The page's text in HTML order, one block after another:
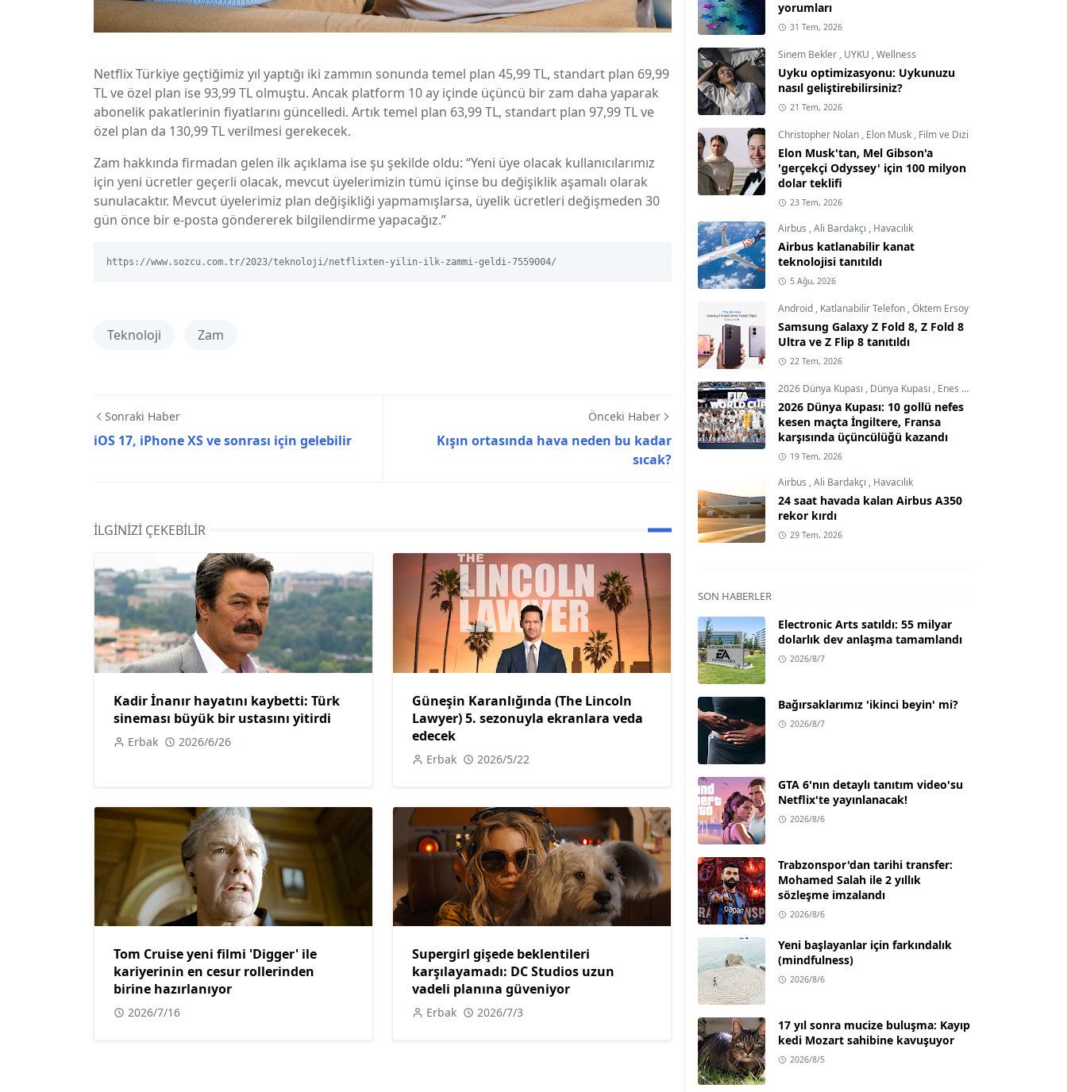
Netflix Türkiye geçtiğimiz yıl yaptığı iki zammın sonunda temel plan 45,99 TL, standart plan 69,99
TL ve özel plan ise 93,99 TL olmuştu. Ancak platform 10 ay içinde üçüncü bir zam daha yaparak
abonelik pakatlerinin fiyatlarını güncelledi. Artık temel plan 63,99 TL, standart plan 97,99 TL ve
özel plan da 130,99 TL verilmesi gerekecek.
Zam hakkında firmadan gelen ilk açıklama ise şu şekilde oldu: “Yeni üye olacak kullanıcılarımız
için yeni ücretler geçerli olacak, mevcut üyelerimizin tümü içinse bu değişiklik aşamalı olarak
sunulacaktır. Mevcut üyelerimiz plan değişikliği yapmamışlarsa, üyelik ücretleri değişmeden 30
gün önce bir e-posta göndererek bilgilendirme yapacağız.”
https://www.sozcu.com.tr/2023/teknoloji/netflixten-yilin-ilk-zammi-geldi-7559004/
Teknoloji Zam
Sonraki Haber
iOS 17, iPhone XS ve sonrası için gelebilir
Önceki Haber
Kışın ortasında hava neden bu kadar
sıcak?
İLGINIZI ÇEKEBILIR
Kadir İnanır hayatını kaybetti: Türk
sineması büyük bir ustasını yitirdi
Erbak 2026/6/26
Güneşin Karanlığında (The Lincoln
Lawyer) 5. sezonuyla ekranlara veda
edecek
Erbak 2026/5/22
Tom Cruise yeni filmi 'Digger' ile
kariyerinin en cesur rollerinden
birine hazırlanıyor
2026/7/16
Supergirl gişede beklentileri
karşılayamadı: DC Studios uzun
vadeli planına güveniyor
Erbak 2026/7/3
yorumları
31 Tem, 2026
Sinem Bekler , UYKU ,Wellness
Uyku optimizasyonu: Uykunuzu
nasıl geliştirebilirsiniz?
21 Tem, 2026
Christopher Nolan , Elon Musk , Film ve Dizi
Elon Musk'tan, Mel Gibson'a
'gerçekçi Odyssey' için 100 milyon
dolar teklifi
23 Tem, 2026
Airbus ,Ali Bardakçı , Havacılık
Airbus katlanabilir kanat
teknolojisi tanıtıldı
5 Ağu, 2026
Android , Katlanabilir Telefon ,Öktem Ersoy
Samsung Galaxy Z Fold 8, Z Fold 8
Ultra ve Z Flip 8 tanıtıldı
22 Tem, 2026
2026 Dünya Kupası , Dünya Kupası , Enes Demircioğlu
2026 Dünya Kupası: 10 gollü nefes
kesen maçta İngiltere, Fransa
karşısında üçüncülüğü kazandı
19 Tem, 2026
Airbus ,Ali Bardakçı , Havacılık
24 saat havada kalan Airbus A350
rekor kırdı
29 Tem, 2026
SON HABERLER
Electronic Arts satıldı: 55 milyar
dolarlık dev anlaşma tamamlandı
2026/8/7
Bağırsaklarımız 'ikinci beyin' mi?
2026/8/7
GTA 6'nın detaylı tanıtım video'su
Netflix'te yayınlanacak!
2026/8/6
Trabzonspor'dan tarihi transfer:
Mohamed Salah ile 2 yıllık
sözleşme imzalandı
2026/8/6
Yeni başlayanlar için farkındalık
(mindfulness)
2026/8/6
17 yıl sonra mucize buluşma: Kayıp
kedi Mozart sahibine kavuşuyor
2026/8/5